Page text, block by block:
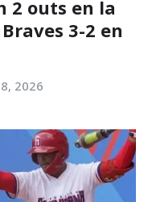
2 outs en la
3-2 en
2026